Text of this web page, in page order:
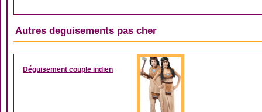
Autres deguisements pas cher
DÉGUISEMENT
Déguisement couple indien